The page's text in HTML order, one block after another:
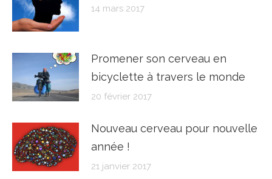
14 mars 2017
Promener son cerveau en
bicyclette à travers le monde
20 février 2017
Nouveau cerveau pour nouvelle
année !
21 janvier 2017